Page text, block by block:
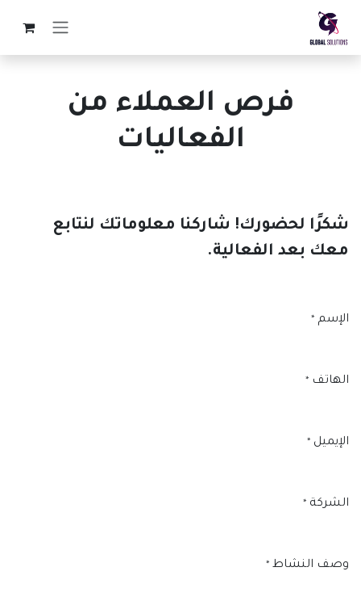
تخطي للذهاب إلى المحتوى
فرص العملاء من
الفعاليات
شكرًا لحضورك! شاركنا معلوماتك لنتابع
معك بعد الفعالية.
الإسم *
الهاتف *
الإيميل *
الشركة *
وصف النشاط *